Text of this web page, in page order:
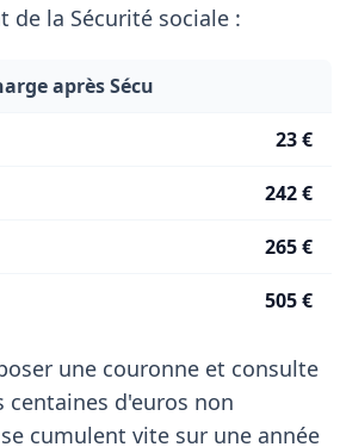
de la Sécurité sociale :
après Sécu
23 €
242 €
265 €
505 €
une couronne et consulte
d'euros non
cumulent vite sur une année